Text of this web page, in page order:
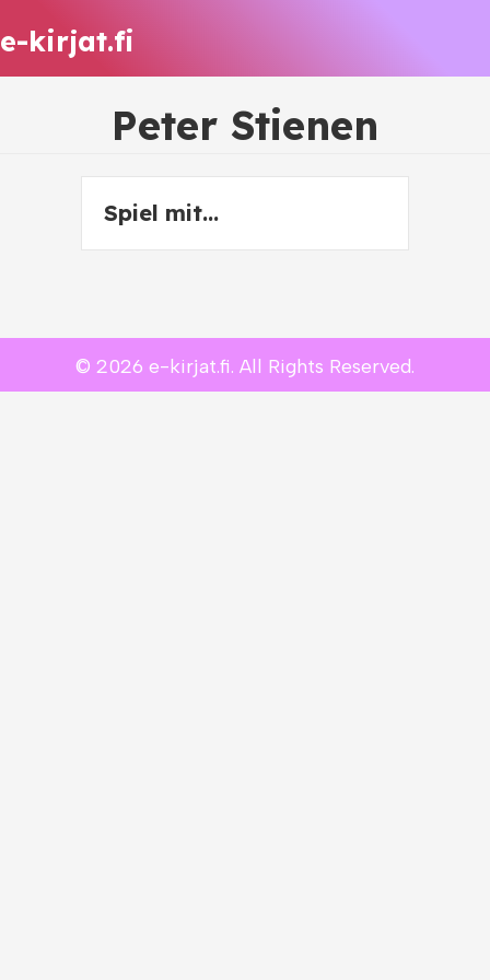
e-kirjat.fi
Peter Stienen
Spiel mit…
© 2026 e-kirjat.fi. All Rights Reserved.